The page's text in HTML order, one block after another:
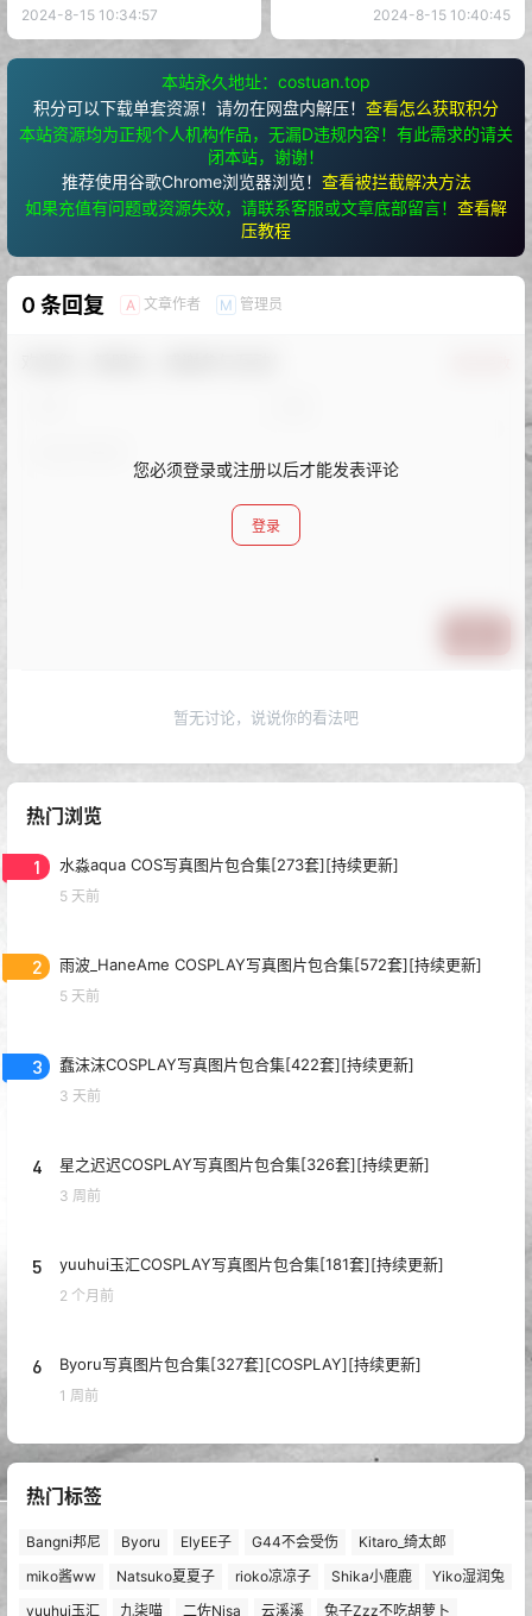
2024-8-15 10:34:57 2024-8-15 10:40:45
本站永久地址：costuan.top
积分可以下载单套资源！请勿在网盘内解压！ 查看怎么获取积分
本站资源均为正规个人机构作品，无漏D违规内容！有此需求的请关
闭本站，谢谢！
推荐使用谷歌Chrome浏览器浏览！ 查看被拦截解决方法
如果充值有问题或资源失效，请联系客服或文章底部留言！ 查看解
压教程
0 条回复 A 文章作者 M 管理员
您必须登录或注册以后才能发表评论
登录
暂无讨论，说说你的看法吧
热门浏览
1 水淼aqua COS写真图片包合集[273套][持续更新]
5 天前
2 雨波_HaneAme COSPLAY写真图片包合集[572套][持续更新]
5 天前
3 蠢沫沫COSPLAY写真图片包合集[422套][持续更新]
3 天前
4 星之迟迟COSPLAY写真图片包合集[326套][持续更新]
3 周前
5 yuuhui玉汇COSPLAY写真图片包合集[181套][持续更新]
2 个月前
6 Byoru写真图片包合集[327套][COSPLAY][持续更新]
1 周前
热门标签
Bangni邦尼 Byoru ElyEE子 G44不会受伤
Kitaro_绮太郎
miko酱ww
Natsuko夏夏子 rioko凉凉子 Shika小鹿鹿
Yiko湿润兔
yuuhui玉汇
九柒喵 二佐Nisa 云溪溪 兔子Zzz不吃胡萝卜